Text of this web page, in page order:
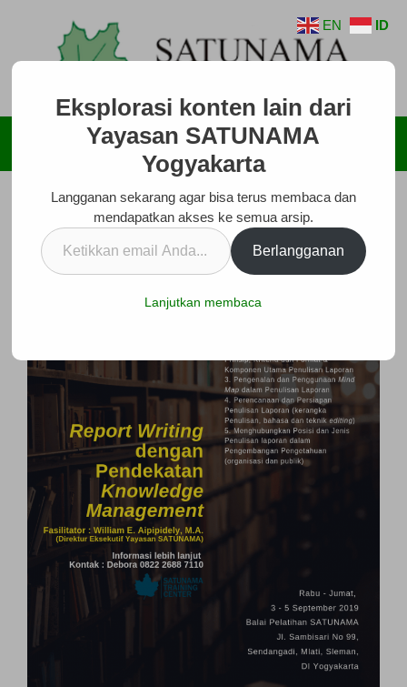
Menu
EN ID
Eksplorasi konten lain dari
Yayasan SATUNAMA
Yogyakarta
Langganan sekarang agar bisa terus membaca dan
mendapatkan akses ke semua arsip.
Ketikkan
email
Berlangganan
Lanjutkan membaca